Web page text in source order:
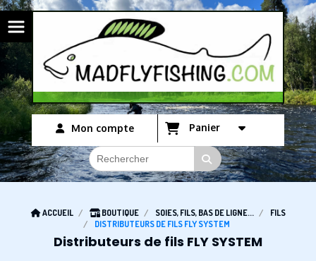
Mon compte Panier
ACCUEIL BOUTIQUE SOIES, FILS, BAS DE LIGNE...
FILS
DISTRIBUTEURS DE FILS FLY SYSTEM
Distributeurs de fils FLY SYSTEM
Panneau de gestion des cookies